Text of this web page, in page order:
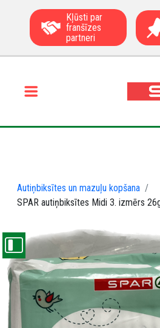
Kļūsti par
franšīzes
partneri
Autiņbiksītes un mazuļu kopšana
SPAR autiņbiksītes Midi 3. izmērs